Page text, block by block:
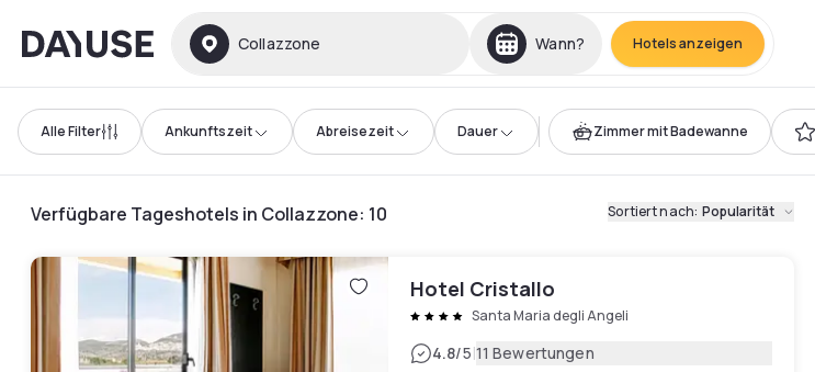
Dayuse Collazzone Wann? Hotels anzeigen
Alle Filter Ankunftszeit Abreisezeit Dauer Zimmer mit Badewanne
Verfügbare Tageshotels in Collazzone: 10 Sortiert nach: Popularität
Hotel Cristallo
Santa Maria degli Angeli
4.8/5|11 Bewertungen